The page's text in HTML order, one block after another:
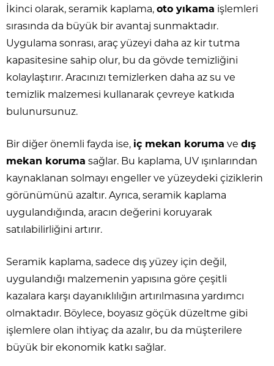
İkinci olarak, seramik kaplama, oto yıkama işlemleri
sırasında da büyük bir avantaj sunmaktadır.
Uygulama sonrası, araç yüzeyi daha az kir tutma
kapasitesine sahip olur, bu da gövde temizliğini
kolaylaştırır. Aracınızı temizlerken daha az su ve
temizlik malzemesi kullanarak çevreye katkıda
bulunursunuz.
Bir diğer önemli fayda ise, iç mekan koruma ve dış
mekan koruma sağlar. Bu kaplama, UV ışınlarından
kaynaklanan solmayı engeller ve yüzeydeki çiziklerin
görünümünü azaltır. Ayrıca, seramik kaplama
uygulandığında, aracın değerini koruyarak
satılabilirliğini artırır.
Seramik kaplama, sadece dış yüzey için değil,
uygulandığı malzemenin yapısına göre çeşitli
kazalara karşı dayanıklılığın artırılmasına yardımcı
olmaktadır. Böylece, boyasız göçük düzeltme gibi
işlemlere olan ihtiyaç da azalır, bu da müşterilere
büyük bir ekonomik katkı sağlar.